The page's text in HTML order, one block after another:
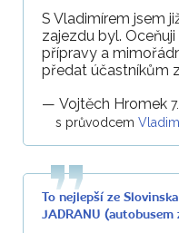
S Vladimírem jsem
zajezdu byl.
přípravy a
předat účastníkům
— Vojtěch Hromek
s průvodcem
To nejlepší ze
JADRANU (autobusem